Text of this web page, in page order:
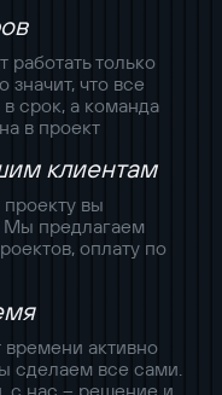
только
что все
срок, а команда
в проект
клиентам
вы
Мы предлагаем
оплату по
активно
сделаем все сами.
с нас – решение и